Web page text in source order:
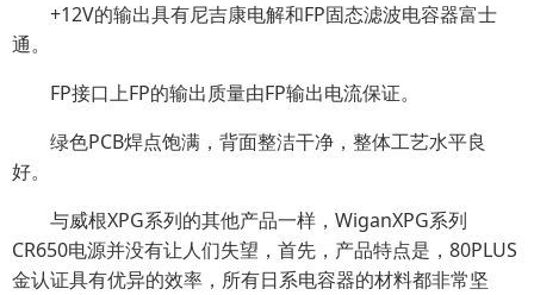
+12V的输出具有尼吉康电解和FP固态滤波电容器富士
通。
FP接口上FP的输出质量由FP输出电流保证。
绿色PCB焊点饱满，背面整洁干净，整体工艺水平良
好。
与威根XPG系列的其他产品一样，WiganXPG系列
CR650电源并没有让人们失望，首先，产品特点是，80PLUS
金认证具有优异的效率，所有日系电容器的材料都非常坚